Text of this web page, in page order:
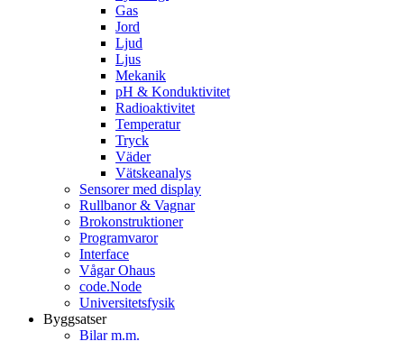
Gas
Jord
Ljud
Ljus
Mekanik
pH & Konduktivitet
Radioaktivitet
Temperatur
Tryck
Väder
Vätskeanalys
Sensorer med display
Rullbanor & Vagnar
Brokonstruktioner
Programvaror
Interface
Vågar Ohaus
code.Node
Universitetsfysik
Byggsatser
Bilar m.m.